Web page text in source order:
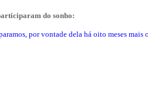
do sonho:
por vontade dela há oito meses mais